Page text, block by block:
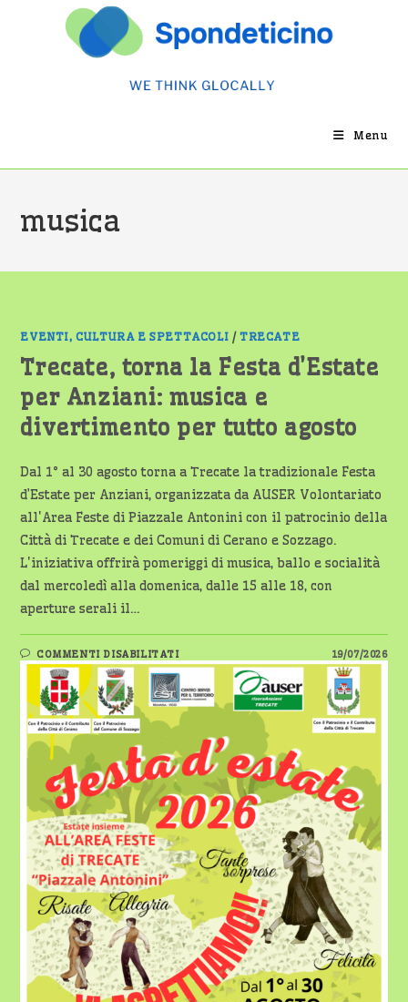
Menu
musica
EVENTI, CULTURA E SPETTACOLI /TRECATE
Trecate, torna la Festa d’Estate
per Anziani: musica e
divertimento per tutto agosto
Dal 1° al 30 agosto torna a Trecate la tradizionale Festa
d’Estate per Anziani, organizzata da AUSER Volontariato
all'Area Feste di Piazzale Antonini con il patrocinio della
Città di Trecate e dei Comuni di Cerano e Sozzago.
L'iniziativa offrirà pomeriggi di musica, ballo e socialità
dal mercoledì alla domenica, dalle 15 alle 18, con
aperture serali il…
COMMENTI DISABILITATISU
TRECATE,
TORNA
LA
FESTA
D’ESTATE
PER
ANZIANI:
MUSICA
E
DIVERTIMENTO
PER
TUTTO
AGOSTO
19/07/2026